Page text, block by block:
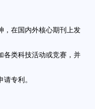
在国内外核心期刊上发
类科技活动或竞赛，并
专利。